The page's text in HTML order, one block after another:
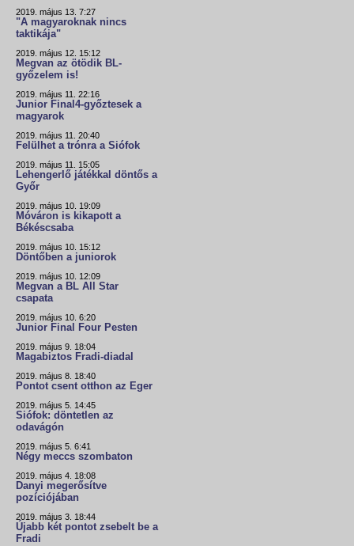
2019. május 13. 7:27
"A magyaroknak nincs
taktikája"
2019. május 12. 15:12
Megvan az ötödik BL-
győzelem is!
2019. május 11. 22:16
Junior Final4-győztesek a
magyarok
2019. május 11. 20:40
Felülhet a trónra a Siófok
2019. május 11. 15:05
Lehengerlő játékkal döntős a
Győr
2019. május 10. 19:09
Móváron is kikapott a
Békéscsaba
2019. május 10. 15:12
Döntőben a juniorok
2019. május 10. 12:09
Megvan a BL All Star
csapata
2019. május 10. 6:20
Junior Final Four Pesten
2019. május 9. 18:04
Magabiztos Fradi-diadal
2019. május 8. 18:40
Pontot csent otthon az Eger
2019. május 5. 14:45
Siófok: döntetlen az
odavágón
2019. május 5. 6:41
Négy meccs szombaton
2019. május 4. 18:08
Danyi megerősítve
pozíciójában
2019. május 3. 18:44
Újabb két pontot zsebelt be a
Fradi